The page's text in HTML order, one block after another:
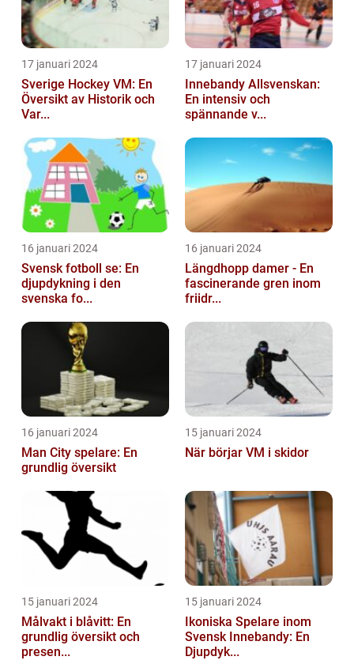
17 januari 2024
Sverige Hockey VM: En
Översikt av Historik och
Var...
17 januari 2024
Innebandy Allsvenskan:
En intensiv och
spännande v...
16 januari 2024
Svensk fotboll se: En
djupdykning i den
svenska fo...
16 januari 2024
Längdhopp damer - En
fascinerande gren inom
friidr...
16 januari 2024
Man City spelare: En
grundlig översikt
15 januari 2024
När börjar VM i skidor
15 januari 2024
Målvakt i blåvitt: En
grundlig översikt och
presen...
15 januari 2024
Ikoniska Spelare inom
Svensk Innebandy: En
Djupdyk...